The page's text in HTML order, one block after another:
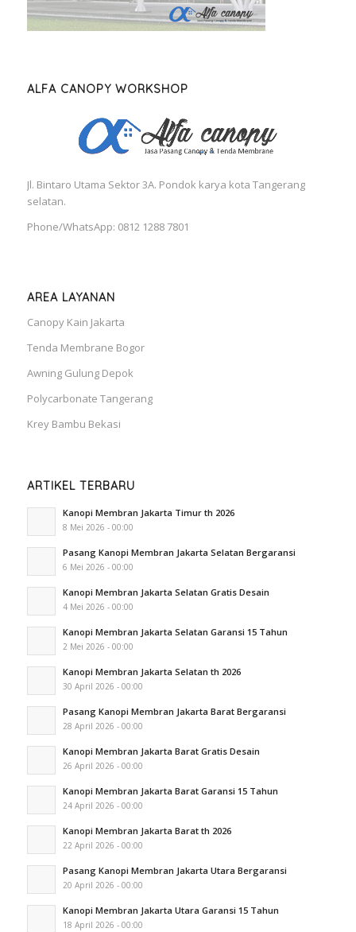
ALFA CANOPY WORKSHOP
Jl. Bintaro Utama Sektor 3A. Pondok karya kota Tangerang
selatan.
Phone/WhatsApp: 0812 1288 7801
AREA LAYANAN
Canopy Kain Jakarta
Tenda Membrane Bogor
Awning Gulung Depok
Polycarbonate Tangerang
Krey Bambu Bekasi
ARTIKEL TERBARU
Kanopi Membran Jakarta Timur th 2026
8 Mei 2026 - 00:00
Pasang Kanopi Membran Jakarta Selatan Bergaransi
6 Mei 2026 - 00:00
Kanopi Membran Jakarta Selatan Gratis Desain
4 Mei 2026 - 00:00
Kanopi Membran Jakarta Selatan Garansi 15 Tahun
2 Mei 2026 - 00:00
Kanopi Membran Jakarta Selatan th 2026
30 April 2026 - 00:00
Pasang Kanopi Membran Jakarta Barat Bergaransi
28 April 2026 - 00:00
Kanopi Membran Jakarta Barat Gratis Desain
26 April 2026 - 00:00
Kanopi Membran Jakarta Barat Garansi 15 Tahun
24 April 2026 - 00:00
Kanopi Membran Jakarta Barat th 2026
22 April 2026 - 00:00
Pasang Kanopi Membran Jakarta Utara Bergaransi
20 April 2026 - 00:00
Kanopi Membran Jakarta Utara Garansi 15 Tahun
18 April 2026 - 00:00